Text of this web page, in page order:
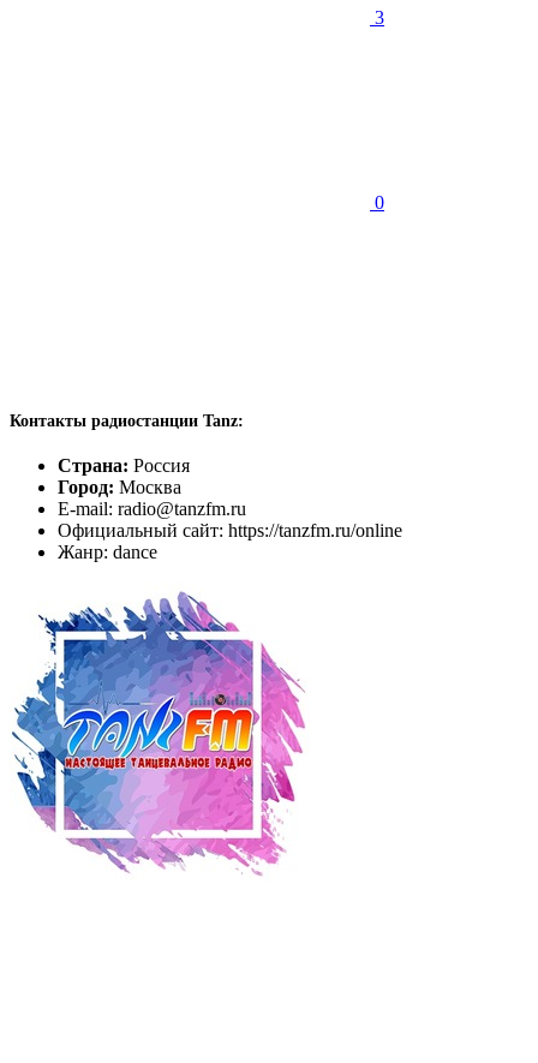
3
0
Контакты радиостанции Tanz:
Страна: Россия
Город: Москва
E-mail: radio@tanzfm.ru
Официальный сайт: https://tanzfm.ru/online
Жанр: dance